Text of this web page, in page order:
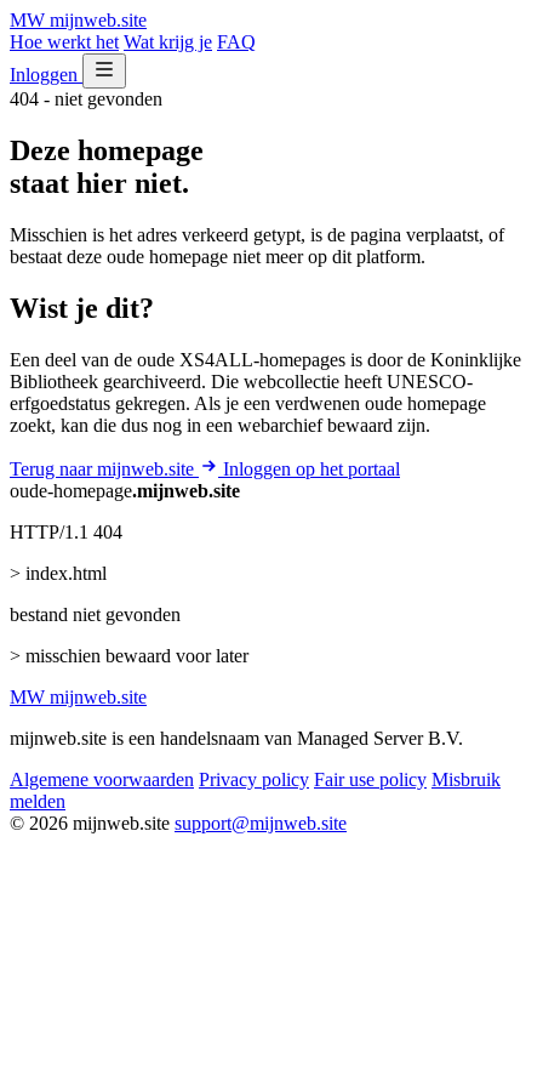
MW mijnweb.site
Hoe werkt het Wat krijg je FAQ
Inloggen
404 - niet gevonden
Deze homepage
staat hier niet.
Misschien is het adres verkeerd getypt, is de pagina verplaatst, of
bestaat deze oude homepage niet meer op dit platform.
Wist je dit?
Een deel van de oude XS4ALL-homepages is door de Koninklijke
Bibliotheek gearchiveerd. Die webcollectie heeft UNESCO-
erfgoedstatus gekregen. Als je een verdwenen oude homepage
zoekt, kan die dus nog in een webarchief bewaard zijn.
Terug naar mijnweb.site
Inloggen op het portaal
oude-homepage.mijnweb.site
HTTP/1.1 404
> index.html
bestand niet gevonden
> misschien bewaard voor later
MW mijnweb.site
mijnweb.site is een handelsnaam van Managed Server B.V.
Algemene voorwaarden Privacy policy Fair use policy Misbruik
melden
© 2026 mijnweb.site support@mijnweb.site